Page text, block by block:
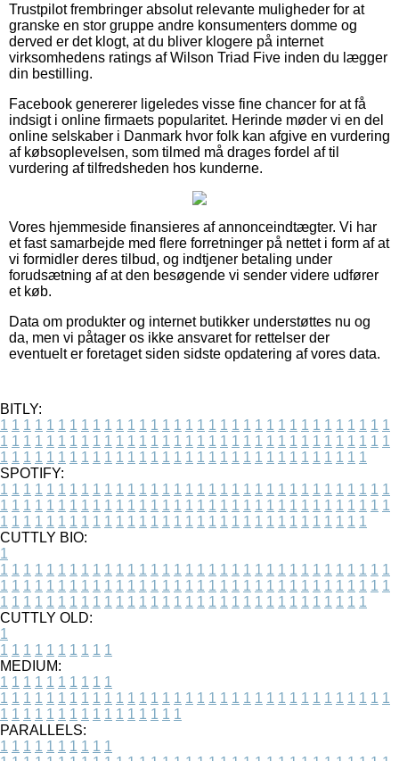
Trustpilot frembringer absolut relevante muligheder for at
granske en stor gruppe andre konsumenters domme og
derved er det klogt, at du bliver klogere på internet
virksomhedens ratings af Wilson Triad Five inden du lægger
din bestilling.
Facebook genererer ligeledes visse fine chancer for at få
indsigt i online firmaets popularitet. Herinde møder vi en del
online selskaber i Danmark hvor folk kan afgive en vurdering
af købsoplevelsen, som tilmed må drages fordel af til
vurdering af tilfredsheden hos kunderne.
Vores hjemmeside finansieres af annonceindtægter. Vi har
et fast samarbejde med flere forretninger på nettet i form af at
vi formidler deres tilbud, og indtjener betaling under
forudsætning af at den besøgende vi sender videre udfører
et køb.
Data om produkter og internet butikker understøttes nu og
da, men vi påtager os ikke ansvaret for rettelser der
eventuelt er foretaget siden sidste opdatering af vores data.
BITLY:
1 1 1 1 1 1 1 1 1 1 1 1 1 1 1 1 1 1 1 1 1 1 1 1 1 1 1 1 1 1 1 1 1 1
1 1 1 1 1 1 1 1 1 1 1 1 1 1 1 1 1 1 1 1 1 1 1 1 1 1 1 1 1 1 1 1 1 1
1 1 1 1 1 1 1 1 1 1 1 1 1 1 1 1 1 1 1 1 1 1 1 1 1 1 1 1 1 1 1 1
SPOTIFY:
1 1 1 1 1 1 1 1 1 1 1 1 1 1 1 1 1 1 1 1 1 1 1 1 1 1 1 1 1 1 1 1 1 1
1 1 1 1 1 1 1 1 1 1 1 1 1 1 1 1 1 1 1 1 1 1 1 1 1 1 1 1 1 1 1 1 1 1
1 1 1 1 1 1 1 1 1 1 1 1 1 1 1 1 1 1 1 1 1 1 1 1 1 1 1 1 1 1 1 1
CUTTLY BIO:
1
1 1 1 1 1 1 1 1 1 1 1 1 1 1 1 1 1 1 1 1 1 1 1 1 1 1 1 1 1 1 1 1 1 1
1 1 1 1 1 1 1 1 1 1 1 1 1 1 1 1 1 1 1 1 1 1 1 1 1 1 1 1 1 1 1 1 1 1
1 1 1 1 1 1 1 1 1 1 1 1 1 1 1 1 1 1 1 1 1 1 1 1 1 1 1 1 1 1 1 1
CUTTLY OLD:
1
1 1 1 1 1 1 1 1 1 1
MEDIUM:
1 1 1 1 1 1 1 1 1 1
1 1 1 1 1 1 1 1 1 1 1 1 1 1 1 1 1 1 1 1 1 1 1 1 1 1 1 1 1 1 1 1 1 1
1 1 1 1 1 1 1 1 1 1 1 1 1 1 1 1
PARALLELS:
1 1 1 1 1 1 1 1 1 1